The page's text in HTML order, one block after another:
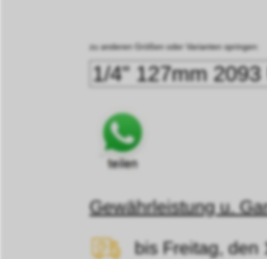
zu anderen Größen oder Varianten springen:
Gewährleistung u.
bis Freitag, den